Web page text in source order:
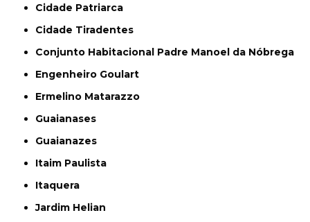
Cidade Patriarca
Cidade Tiradentes
Conjunto Habitacional Padre Manoel da Nóbrega
Engenheiro Goulart
Ermelino Matarazzo
Guaianases
Guaianazes
Itaim Paulista
Itaquera
Jardim Helian